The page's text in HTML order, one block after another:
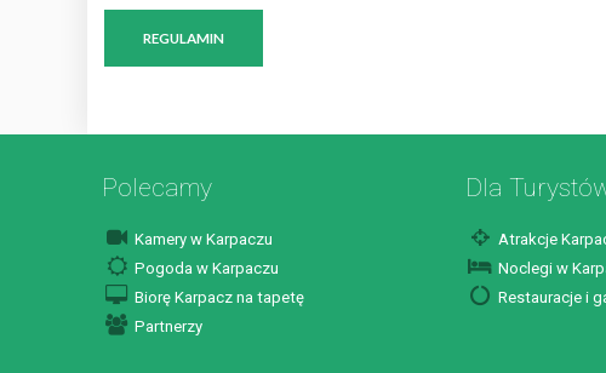
REGULAMIN
Polecamy
Kamery w Karpaczu
Pogoda w Karpaczu
Biorę Karpacz na tapetę
Partnerzy
Dla
Atrakcje
Noclegi w
Restauracje i